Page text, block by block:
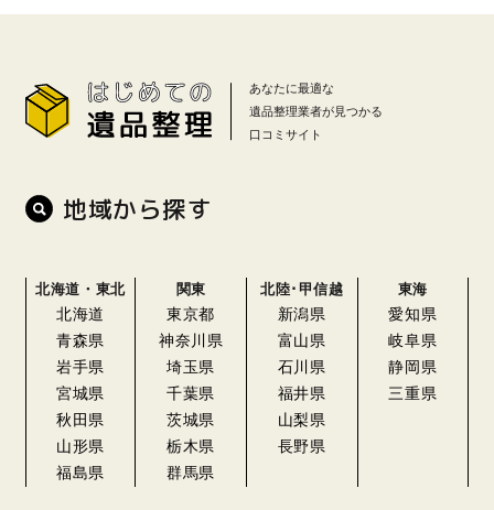
あなたに最適な
遺品整理業者が見つかる
口コミサイト
地域から探す
北海道・東北
北海道
青森県
岩手県
宮城県
秋田県
山形県
福島県
関東
東京都
神奈川県
埼玉県
千葉県
茨城県
栃木県
群馬県
北陸･甲信越
新潟県
富山県
石川県
福井県
山梨県
長野県
東海
愛知県
岐阜県
静岡県
三重県